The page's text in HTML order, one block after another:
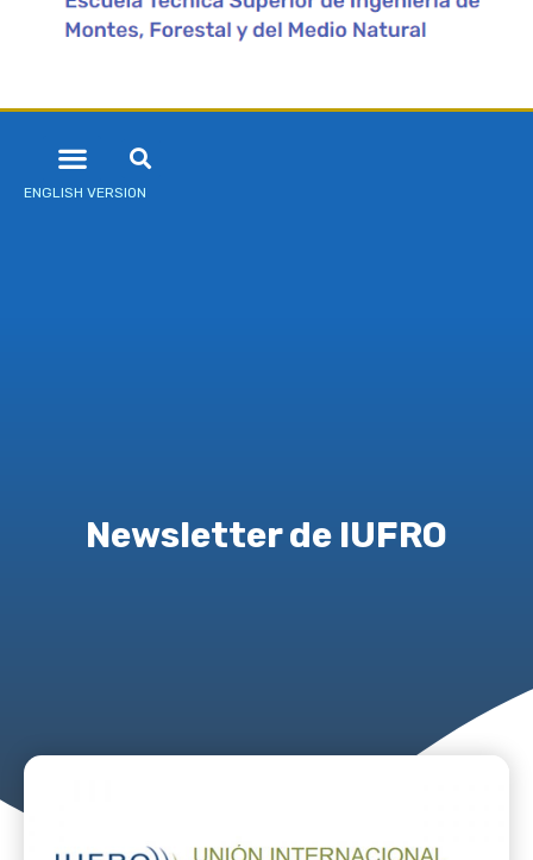
ENGLISH VERSION
Newsletter de IUFRO